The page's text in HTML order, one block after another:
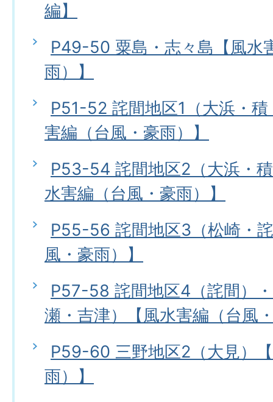
編】
P49-50 粟島・志々島【風水
雨）】
P51-52 詫間地区1（大浜・
害編（台風・豪雨）】
P53-54 詫間地区2（大浜・
水害編（台風・豪雨）】
P55-56 詫間地区3（松崎・
風・豪雨）】
P57-58 詫間地区4（詫間）
瀬・吉津）【風水害編（台風
P59-60 三野地区2（大見）
雨）】